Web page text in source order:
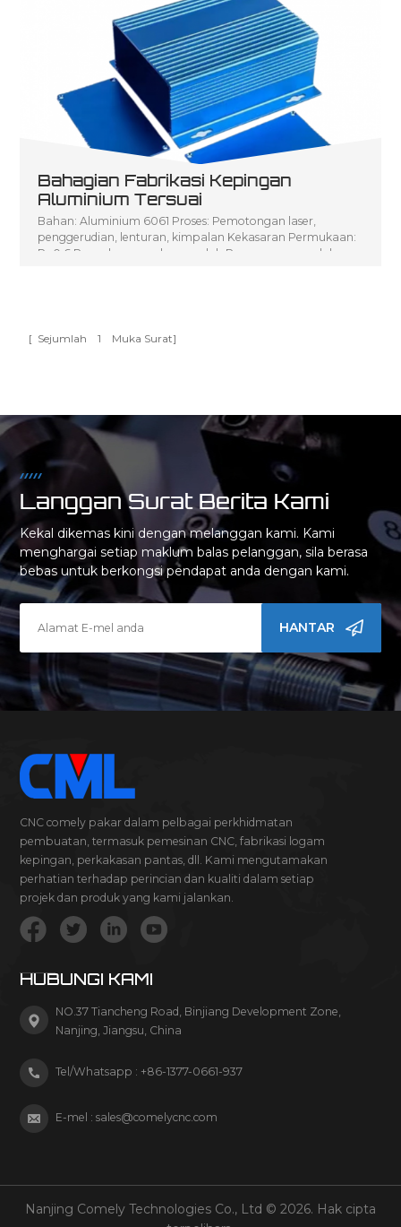
Bahagian Fabrikasi Kepingan
Aluminium Tersuai
Bahan: Aluminium 6061 Proses: Pemotongan laser,
penggerudian, lenturan, kimpalan Kekasaran Permukaan:
Ra0.6 Pengeluaran volum rendah Penerangan produk:
[ Sejumlah 1 Muka Surat]
Langgan Surat Berita Kami
Kekal dikemas kini dengan melanggan kami. Kami
menghargai setiap maklum balas pelanggan, sila berasa
bebas untuk berkongsi pendapat anda dengan kami.
HANTAR
CNC comely pakar dalam pelbagai perkhidmatan
pembuatan, termasuk pemesinan CNC, fabrikasi logam
kepingan, perkakasan pantas, dll. Kami mengutamakan
perhatian terhadap perincian dan kualiti dalam setiap
projek dan produk yang kami jalankan.
HUBUNGI KAMI
NO.37 Tiancheng Road, Binjiang Development Zone,
Nanjing, Jiangsu, China
Tel/Whatsapp : +86-1377-0661-937
E-mel :sales@comelycnc.com
Nanjing Comely Technologies Co., Ltd © 2026. Hak cipta